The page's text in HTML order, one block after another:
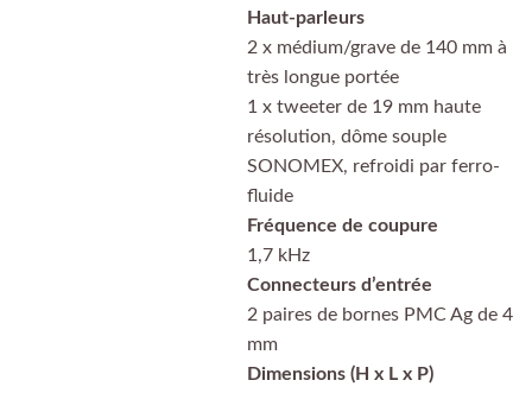
Haut-parleurs
2 x médium/grave de 140 mm à
très longue portée
1 x tweeter de 19 mm haute
résolution, dôme souple
SONOMEX, refroidi par ferro-
fluide
Fréquence de coupure
1,7 kHz
Connecteurs d’entrée
2 paires de bornes PMC Ag de 4
mm
Dimensions (H x L x P)